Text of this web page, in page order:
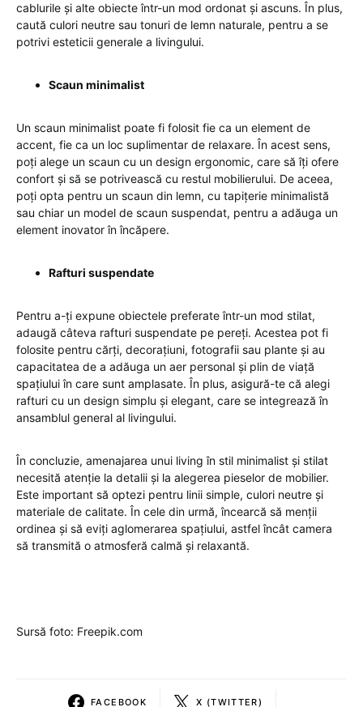
cablurile și alte obiecte într-un mod ordonat și ascuns. În plus,
caută culori neutre sau tonuri de lemn naturale, pentru a se
potrivi esteticii generale a livingului.
Scaun minimalist
Un scaun minimalist poate fi folosit fie ca un element de
accent, fie ca un loc suplimentar de relaxare. În acest sens,
poți alege un scaun cu un design ergonomic, care să îți ofere
confort și să se potrivească cu restul mobilierului. De aceea,
poți opta pentru un scaun din lemn, cu tapițerie minimalistă
sau chiar un model de scaun suspendat, pentru a adăuga un
element inovator în încăpere.
Rafturi suspendate
Pentru a-ți expune obiectele preferate într-un mod stilat,
adaugă câteva rafturi suspendate pe pereți. Acestea pot fi
folosite pentru cărți, decorațiuni, fotografii sau plante și au
capacitatea de a adăuga un aer personal și plin de viață
spațiului în care sunt amplasate. În plus, asigură-te că alegi
rafturi cu un design simplu și elegant, care se integrează în
ansamblul general al livingului.
În concluzie, amenajarea unui living în stil minimalist și stilat
necesită atenție la detalii și la alegerea pieselor de mobilier.
Este important să optezi pentru linii simple, culori neutre și
materiale de calitate. În cele din urmă, încearcă să menții
ordinea și să eviți aglomerarea spațiului, astfel încât camera
să transmită o atmosferă calmă și relaxantă.
Sursă foto: Freepik.com
FACEBOOK X (TWITTER)